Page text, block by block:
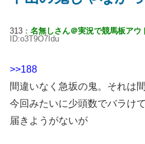
313： 名無しさん＠実況で競馬板アウ
ID:o3T9O7Idu
>>188
間違いなく急坂の鬼。それは
今回みたいに少頭数でバラけ
届きようがないが